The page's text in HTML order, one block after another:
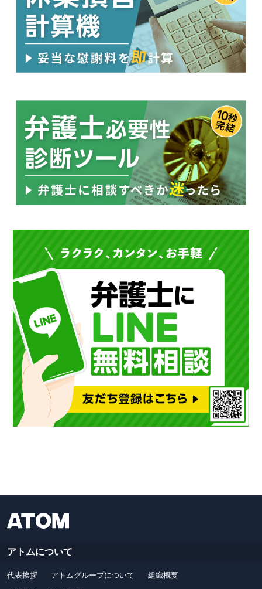
アトムについて
代表挨拶 アトムグループについて 組織概要